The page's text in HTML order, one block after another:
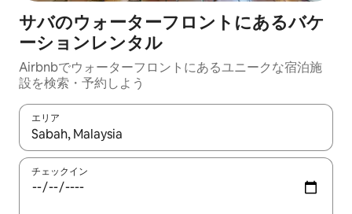
サバのウォーターフロントにあるバケ
ーションレンタル
Airbnbでウォーターフロントにあるユニークな宿泊施
設を検索・予約しよう
エリア
検索結果が表示されたら、上下の矢印キーを使って移動するか
チェックイン